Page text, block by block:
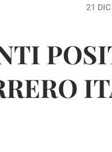
21